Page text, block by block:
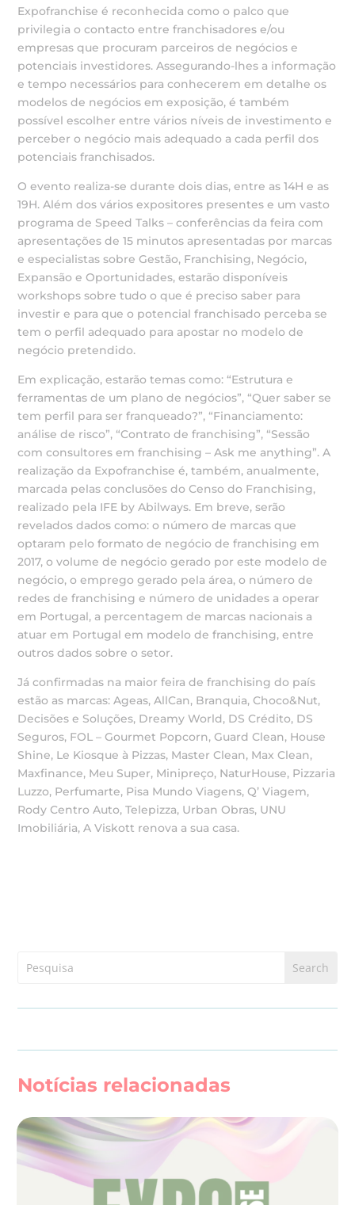
Expofranchise é reconhecida como o palco que
privilegia o contacto entre franchisadores e/ou
empresas que procuram parceiros de negócios e
potenciais investidores. Assegurando-lhes a informação
e tempo necessários para conhecerem em detalhe os
modelos de negócios em exposição, é também
possível escolher entre vários níveis de investimento e
perceber o negócio mais adequado a cada perfil dos
potenciais franchisados.
O evento realiza-se durante dois dias, entre as 14H e as
19H. Além dos vários expositores presentes e um vasto
programa de Speed Talks – conferências da feira com
apresentações de 15 minutos apresentadas por marcas
e especialistas sobre Gestão, Franchising, Negócio,
Expansão e Oportunidades, estarão disponíveis
workshops sobre tudo o que é preciso saber para
investir e para que o potencial franchisado perceba se
tem o perfil adequado para apostar no modelo de
negócio pretendido.
Em explicação, estarão temas como: “Estrutura e
ferramentas de um plano de negócios”, “Quer saber se
tem perfil para ser franqueado?”, “Financiamento:
análise de risco”, “Contrato de franchising”, “Sessão
com consultores em franchising – Ask me anything”. A
realização da Expofranchise é, também, anualmente,
marcada pelas conclusões do Censo do Franchising,
realizado pela IFE by Abilways. Em breve, serão
revelados dados como: o número de marcas que
optaram pelo formato de negócio de franchising em
2017, o volume de negócio gerado por este modelo de
negócio, o emprego gerado pela área, o número de
redes de franchising e número de unidades a operar
em Portugal, a percentagem de marcas nacionais a
atuar em Portugal em modelo de franchising, entre
outros dados sobre o setor.
Já confirmadas na maior feira de franchising do país
estão as marcas: Ageas, AllCan, Branquia, Choco&Nut,
Decisões e Soluções, Dreamy World, DS Crédito, DS
Seguros, FOL – Gourmet Popcorn, Guard Clean, House
Shine, Le Kiosque à Pizzas, Master Clean, Max Clean,
Maxfinance, Meu Super, Minipreço, NaturHouse, Pizzaria
Luzzo, Perfumarte, Pisa Mundo Viagens, Q’ Viagem,
Rody Centro Auto, Telepizza, Urban Obras, UNU
Imobiliária, A Viskott renova a sua casa.
Notícias relacionadas